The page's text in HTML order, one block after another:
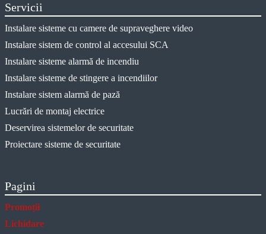
Servicii
Instalare sisteme cu camere de supraveghere video
Instalare sistem de control al accesului SCA
Instalare sisteme alarmă de incendiu
Instalare sisteme de stingere a incendiilor
Instalare sistem alarmă de pază
Lucrări de montaj electrice
Deservirea sistemelor de securitate
Proiectare sisteme de securitate
Pagini
Promoții
Lichidare